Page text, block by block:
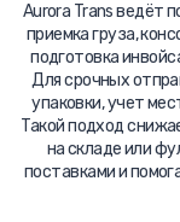
Aurora Trans ведёт
приемка груза,
подготовка
Для срочных
упаковки, учет
Такой подход
на складе или
поставками и